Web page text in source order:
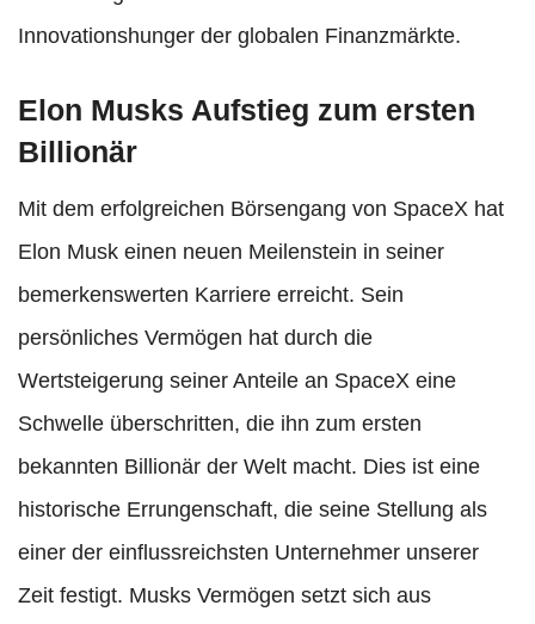
Innovationshunger der globalen Finanzmärkte.
Elon Musks Aufstieg zum ersten
Billionär
Mit dem erfolgreichen Börsengang von SpaceX hat
Elon Musk einen neuen Meilenstein in seiner
bemerkenswerten Karriere erreicht. Sein
persönliches Vermögen hat durch die
Wertsteigerung seiner Anteile an SpaceX eine
Schwelle überschritten, die ihn zum ersten
bekannten Billionär der Welt macht. Dies ist eine
historische Errungenschaft, die seine Stellung als
einer der einflussreichsten Unternehmer unserer
Zeit festigt. Musks Vermögen setzt sich aus